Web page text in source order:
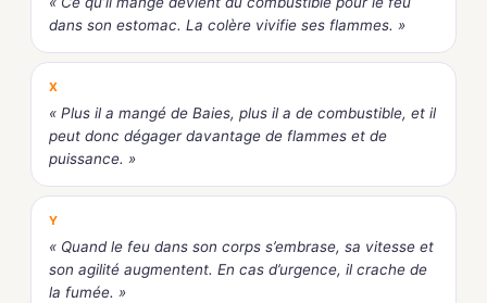
dans son estomac. La colère vivifie ses flammes. »
X
« Plus il a mangé de Baies, plus il a de combustible, et il
peut donc dégager davantage de flammes et de
puissance. »
Y
« Quand le feu dans son corps s’embrase, sa vitesse et
son agilité augmentent. En cas d’urgence, il crache de
la fumée. »